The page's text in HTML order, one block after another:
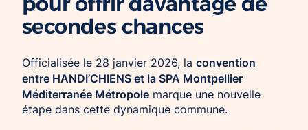
secondes chances
Officialisée le 28 janvier 2026, la convention
entre HANDI’CHIENS et la SPA Montpellier
Méditerranée Métropole marque une nouvelle
étape dans cette dynamique commune.